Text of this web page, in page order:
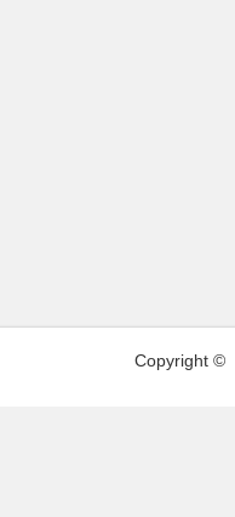
Copyright ©